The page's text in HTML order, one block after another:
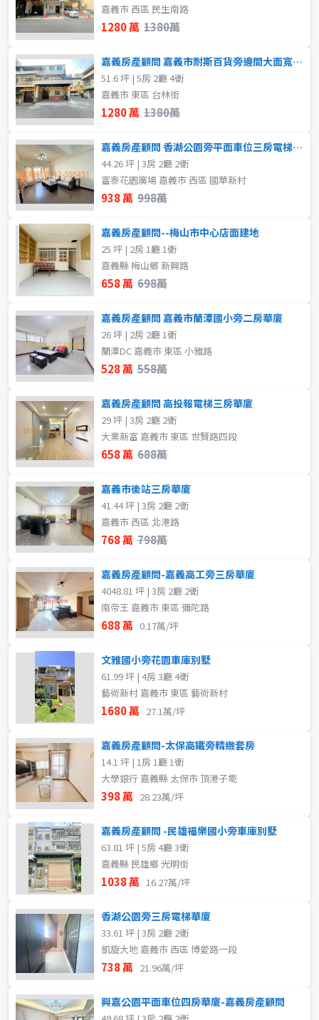
嘉義市 西區 民生南路
1280 萬 1380萬
嘉義房產顧問 嘉義市耐斯百貨旁邊間大面寬車庫別墅
51.6 坪 | 5房 2廳 4衛
嘉義市 東區 台林街
1280 萬 1380萬
嘉義房產顧問 香湖公園旁平面車位三房電梯華廈
44.26 坪 | 3房 2廳 2衛
富泰花園廣場 嘉義市 西區 國華新村
938 萬 998萬
嘉義房產顧問--梅山市中心店面建地
25 坪 | 2房 1廳 1衛
嘉義縣 梅山鄉 新興路
658 萬 698萬
嘉義房產顧問 嘉義市蘭潭國小旁二房華廈
26 坪 | 2房 2廳 1衛
蘭潭DC 嘉義市 東區 小雅路
528 萬 558萬
嘉義房產顧問 高投報電梯三房華廈
29 坪 | 3房 2廳 2衛
大業新富 嘉義市 東區 世賢路四段
658 萬 688萬
嘉義市後站三房華廈
41.44 坪 | 3房 2廳 2衛
嘉義市 西區 北港路
768 萬 798萬
嘉義房產顧問-嘉義高工旁三房華廈
4048.81 坪 | 3房 2廳 2衛
南帝王 嘉義市 東區 彌陀路
688 萬 0.17萬/坪
文雅國小旁花園車庫別墅
61.99 坪 | 4房 3廳 4衛
藝術新村 嘉義市 東區 藝術新村
1680 萬 27.1萬/坪
嘉義房產顧問-太保高鐵旁精緻套房
14.1 坪 | 1房 1廳 1衛
大學銀行 嘉義縣 太保市 頂港子墘
398 萬 28.23萬/坪
嘉義房產顧問 -民雄福樂國小旁車庫別墅
63.81 坪 | 5房 4廳 3衛
嘉義縣 民雄鄉 光明街
1038 萬 16.27萬/坪
香湖公園旁三房電梯華廈
33.61 坪 | 3房 2廳 2衛
凱旋大地 嘉義市 西區 博愛路一段
738 萬 21.96萬/坪
興嘉公園平面車位四房華廈-嘉義房產顧問